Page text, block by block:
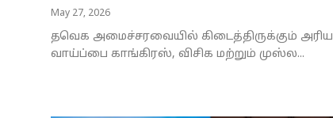
May 27, 2026
தவெக அமைச்சரவையில் கிடைத்திருக்கும் அரிய
வாய்ப்பை காங்கிரஸ், விசிக மற்றும் முஸ்ல...